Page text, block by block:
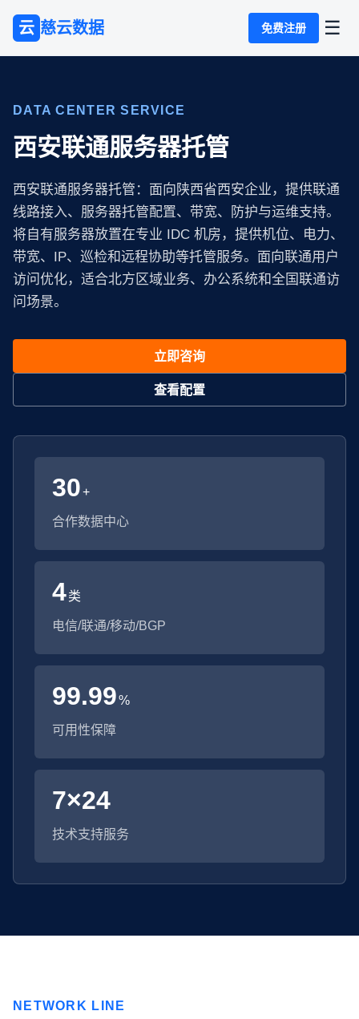
云 慈云数据 免费注册 ☰
DATA CENTER SERVICE
西安联通服务器托管
西安联通服务器托管：面向陕西省西安企业，提供联通
线路接入、服务器托管配置、带宽、防护与运维支持。
将自有服务器放置在专业 IDC 机房，提供机位、电力、
带宽、IP、巡检和远程协助等托管服务。面向联通用户
访问优化，适合北方区域业务、办公系统和全国联通访
问场景。
立即咨询
查看配置
30+
合作数据中心
4类
电信/联通/移动/BGP
99.99%
可用性保障
7×24
技术支持服务
NETWORK LINE